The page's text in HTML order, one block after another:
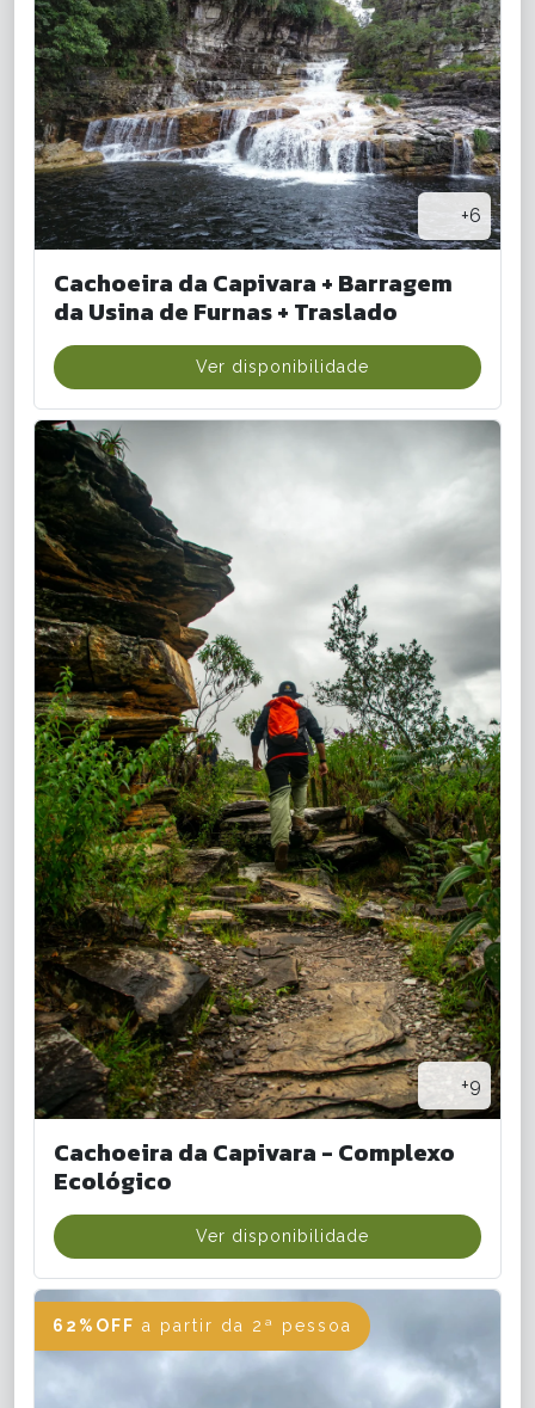
+6
Cachoeira da Capivara + Barragem
da Usina de Furnas + Traslado
Ver disponibilidade
+9
Cachoeira da Capivara - Complexo
Ecológico
Ver disponibilidade
62%OFF a partir da 2ª pessoa